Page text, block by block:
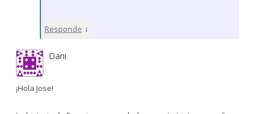
Responde ↓
Dani
¡Hola Jose!